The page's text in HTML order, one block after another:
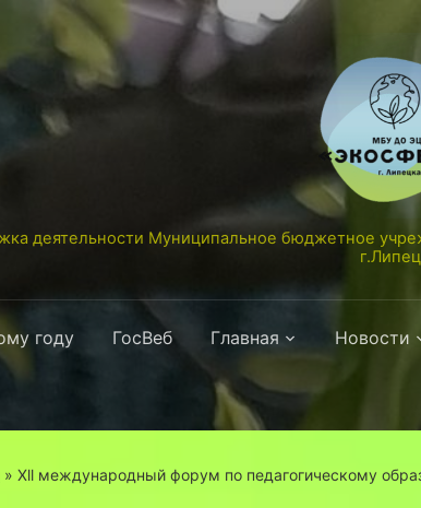
деятельности Муниципальное бюджетное
году ГосВеб Главная Новости
» Xll международный форум по педагогическому